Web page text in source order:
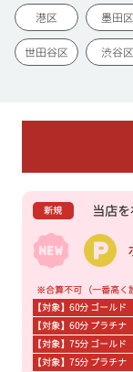
港区 墨田区
世田谷区 渋谷区
新規 当店
※合算不可（一番高く
【対象】60分 ゴールド
【対象】60分 プラチナ
【対象】75分 ゴールド
【対象】75分 プラチナ